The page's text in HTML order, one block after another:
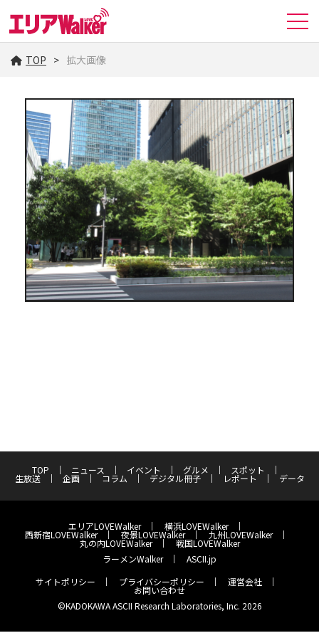
TOP 拡大画像
TOP ニュース イベント グルメ スポット
生放送 企画 コラム デジタル冊子 レポート データ
エリアLOVEWalker 横浜LOVEWalker
西新宿LOVEWalker 夜景LOVEWalker 九州LOVEWalker
丸の内LOVEWalker
戦国LOVEWalker
ラーメンWalker
ASCII.jp
サイトポリシー
プライバシーポリシー 運営会社
お問い合わせ
©KADOKAWA ASCII Research Laboratories, Inc. 2026